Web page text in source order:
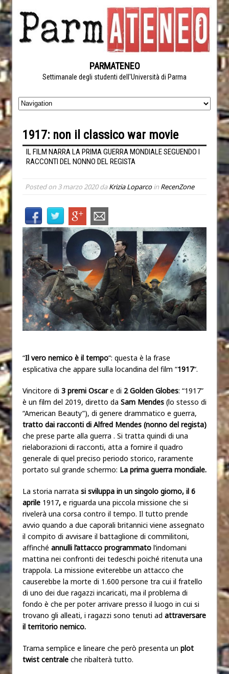
PARMATENEO
Settimanale degli studenti dell'Università di Parma
1917: non il classico war movie
IL FILM NARRA LA PRIMA GUERRA MONDIALE SEGUENDO I
RACCONTI DEL NONNO DEL REGISTA
Posted on 3 marzo 2020daKrizia Loparcoin RecenZone
“Il vero nemico è il tempo“: questa è la frase
esplicativa che appare sulla locandina del film “1917“.
Vincitore di 3 premi Oscare di 2 Golden Globes: “1917”
è un film del 2019, diretto da Sam Mendes (lo stesso di
“American Beauty”), di genere drammatico e guerra,
tratto dai racconti di Alfred Mendes (nonno del regista)
che prese parte alla guerra . Si tratta quindi di una
rielaborazioni di racconti, atta a fornire il quadro
generale di quel preciso periodo storico, raramente
portato sul grande schermo: La prima guerra mondiale.
La storia narrata si sviluppa in un singolo giorno, il 6
aprile 1917, e riguarda una piccola missione che si
rivelerà una corsa contro il tempo. Il tutto prende
avvio quando a due caporali britannici viene assegnato
il compito di avvisare il battaglione di commilitoni,
affinché annulli l’attacco programmato l’indomani
mattina nei confronti dei tedeschi poiché ritenuta una
trappola. La missione eviterebbe un attacco che
causerebbe la morte di 1.600 persone tra cui il fratello
di uno dei due ragazzi incaricati, ma il problema di
fondo è che per poter arrivare presso il luogo in cui si
trovano gli alleati, i ragazzi sono tenuti ad attraversare
il territorio nemico.
Trama semplice e lineare che però presenta un plot
twist centrale che ribalterà tutto.